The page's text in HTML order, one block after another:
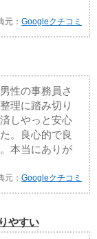
元：Googleクチコミ
性の事務員さ
理に踏み切り
しやっと安心
。良心的で良
本当にありが
元：Googleクチコミ
やすい